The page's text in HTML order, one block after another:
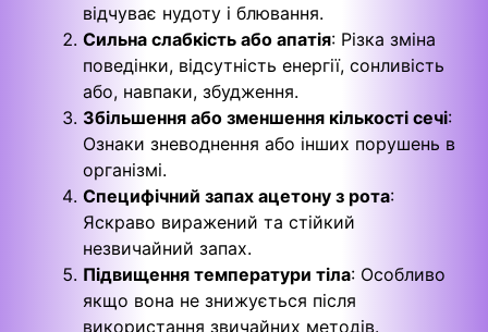
відчуває нудоту і блювання.
Сильна слабкість або апатія: Різка зміна
поведінки, відсутність енергії, сонливість
або, навпаки, збудження.
Збільшення або зменшення кількості сечі:
Ознаки зневоднення або інших порушень в
організмі.
Специфічний запах ацетону з рота:
Яскраво виражений та стійкий
незвичайний запах.
Підвищення температури тіла: Особливо
якщо вона не знижується після
використання звичайних методів.